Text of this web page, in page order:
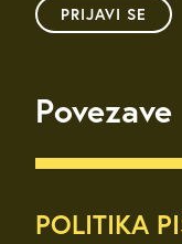
PRIJAVI SE
Povezave
POLITIKA